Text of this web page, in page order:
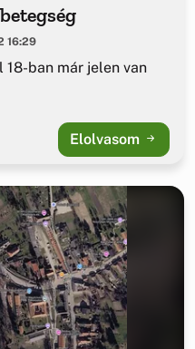
16:29
ban már jelen van
Elolvasom